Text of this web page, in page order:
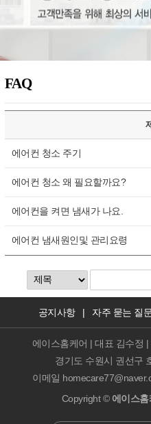
FAQ
에어컨 청소 주기
에어컨 청소 왜 필요할까요?
에어컨을 켜면 냄새가 나요.
에어컨 냄새원인및 관리요령
공지사항 | 자주 묻는 질
에이스홈케어 | 대표 김수정
경기도 수원시 권선구
이메일
Copyright © 에이스홈